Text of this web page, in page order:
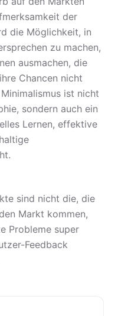
der
die Möglichkeit, in
zu machen,
ausmachen, die
Chancen nicht
ist nicht
sondern auch ein
Lernen, effektive
sind nicht die, die
Markt kommen,
Probleme super
Feedback